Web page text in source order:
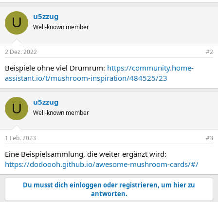
U u5zzug
Well-known member
2 Dez. 2022 #2
Beispiele ohne viel Drumrum: https://community.home-
assistant.io/t/mushroom-inspiration/484525/23
U u5zzug
Well-known member
1 Feb. 2023 #3
Eine Beispielsammlung, die weiter ergänzt wird:
https://dodoooh.github.io/awesome-mushroom-cards/#/
Du musst dich einloggen oder registrieren, um hier zu
antworten.